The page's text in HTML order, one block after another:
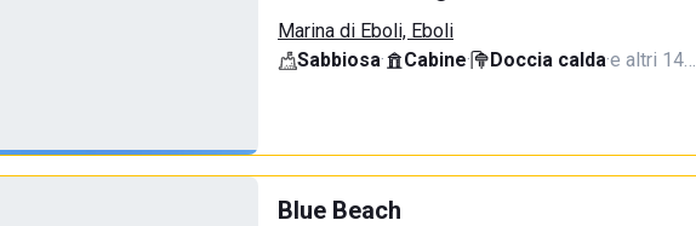
Marina di Eboli, Eboli
Sabbiosa· Cabine· Doccia calda·e altri 14…
Blue Beach